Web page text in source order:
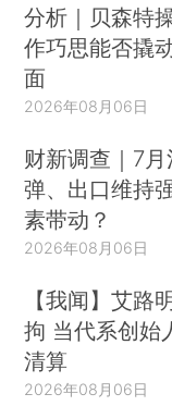
分析｜贝森特
作巧思能否撬
面
2026年08月06日
财新调查｜7
弹、出口维持
素带动？
2026年08月06日
【我闻】艾路
拘 当代系创始
清算
2026年08月06日